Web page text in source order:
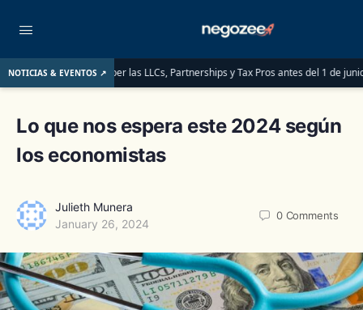
NOTICIAS & EVENTOS ↗
deben saber las LLCs, Partnerships y Tax Pros antes del 1 de junio de 2026
Lo que nos espera este 2024 según
los economistas
Julieth Munera
January 26, 2024
0 Comments